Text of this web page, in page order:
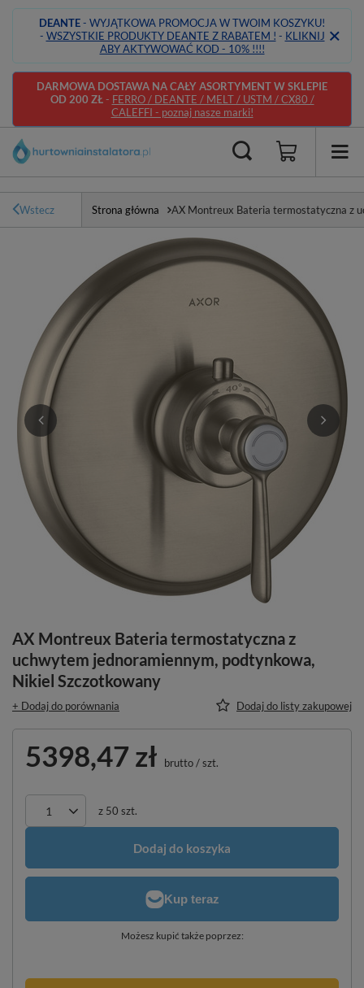
DEANTE- WYJĄTKOWA PROMOCJA W TWOIM KOSZYKU!
- WSZYSTKIE PRODUKTY DEANTE Z RABATEM ! - KLIKNIJ
ABY AKTYWOWAĆ KOD - 10% !!!!
DARMOWA DOSTAWA NA CAŁY ASORTYMENT W SKLEPIE
OD 200 ZŁ- FERRO / DEANTE / MELT / USTM / CX80 /
CALEFFI - poznaj nasze marki!
Wstecz Strona główna AX Montreux Bateria termostatyczna z
AX Montreux Bateria termostatyczna z
uchwytem jednoramiennym, podtynkowa,
Nikiel Szczotkowany
+ Dodaj do porównania Dodaj do listy zakupowej
5398,47 zł brutto/szt.
z 50 szt.
Dodaj do koszyka
Możesz kupić także poprzez: